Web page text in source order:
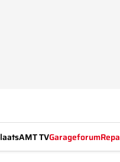
AMT TVGarageforum